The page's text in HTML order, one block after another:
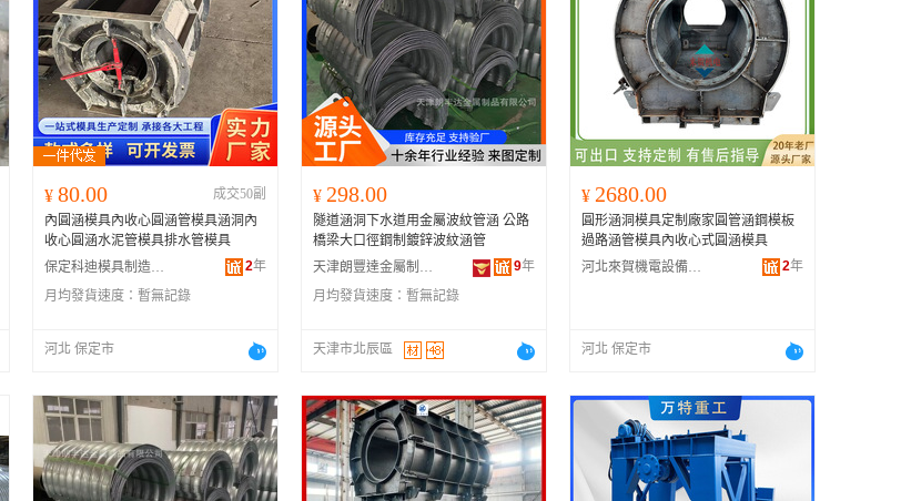
海外 北京 天津 重庆
广东 浙江 山东 河北
河南 福建 辽宁 安徽 广西
山西 海南 吉林 黑龙江
青海 四川
贵州 西藏 澳门 台湾
¥ 80.00
成交50副
內圓涵模具內收心圓涵管模具涵洞內
收心圓涵水泥管模具排水管模具
保定科迪模具制造有限公司
2年
月均發貨速度： 暫無記錄
河北 保定市
¥ 298.00
隧道涵洞下水道用金屬波紋管涵 公路
橋梁大口徑鋼制鍍鋅波紋涵管
天津朗豐達金屬制品有限公司
9年
月均發貨速度： 暫無記錄
天津市北辰區
¥ 2680.00
圓形涵洞模具定制廠家圓管涵鋼模板
過路涵管模具內收心式圓涵模具
河北來賀機電設備制造有限公司
2年
河北 保定市